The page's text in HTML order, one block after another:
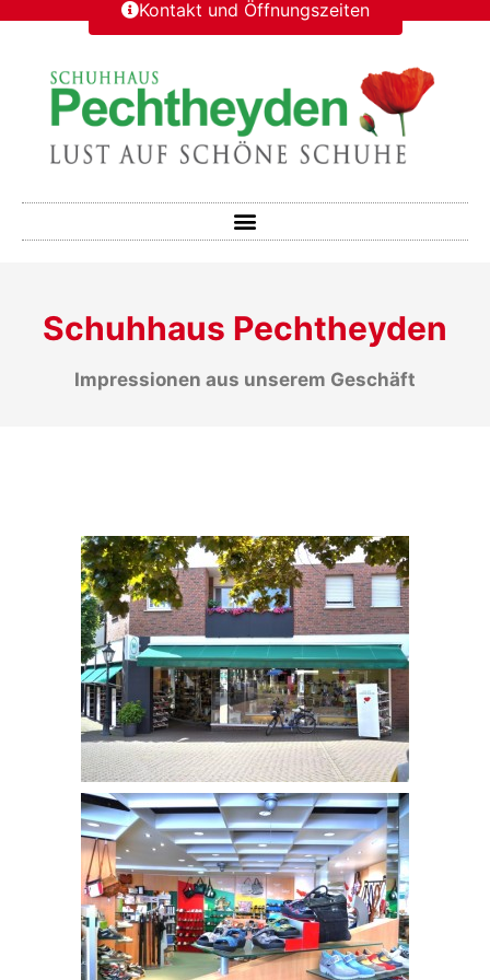
Kontakt und Öffnungszeiten
Schuhhaus Pechtheyden
Impressionen aus unserem Geschäft